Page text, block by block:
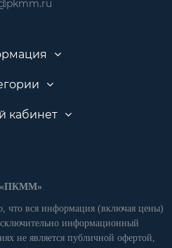
кабинет
«ПКММ»
что вся информация (включая цены)
информационный
не является публичной офертой,